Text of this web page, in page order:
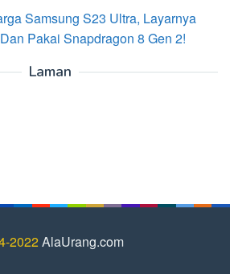
Samsung S23 Ultra, Layarnya
Pakai Snapdragon 8 Gen 2!
Laman
2022 AlaUrang.com